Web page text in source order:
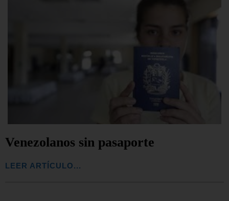
Venezolanos sin pasaporte
LEER ARTÍCULO...